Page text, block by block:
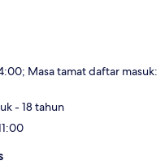
Masa tamat daftar masuk:
- 18 tahun